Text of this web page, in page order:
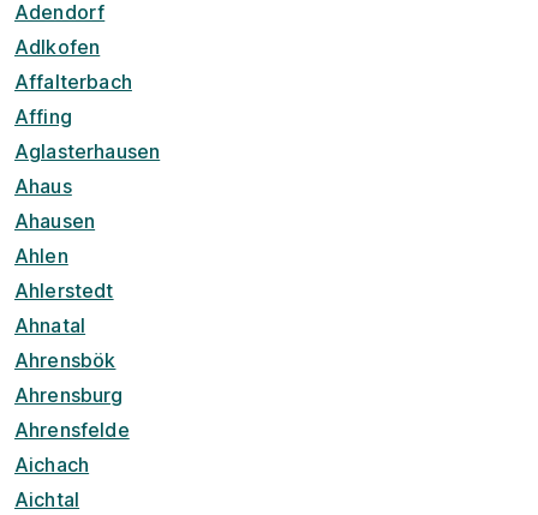
Adendorf
Adlkofen
Affalterbach
Affing
Aglasterhausen
Ahaus
Ahausen
Ahlen
Ahlerstedt
Ahnatal
Ahrensbök
Ahrensburg
Ahrensfelde
Aichach
Aichtal